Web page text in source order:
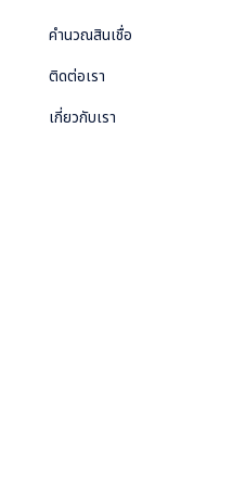
คำนวณสินเชื่อ
ติดต่อเรา
เกี่ยวกับเรา